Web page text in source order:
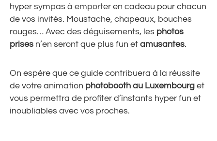
hyper sympas à emporter en cadeau pour chacun
de vos invités. Moustache, chapeaux, bouches
rouges… Avec des déguisements, les photos
prises n’en seront que plus fun et amusantes.
On espère que ce guide contribuera à la réussite
de votre animation photobooth au Luxembourg et
vous permettra de profiter d’instants hyper fun et
inoubliables avec vos proches.